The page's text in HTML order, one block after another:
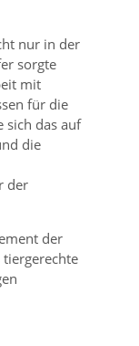
nur in der
sorgte
mit
für die
sich das auf
die
der
der